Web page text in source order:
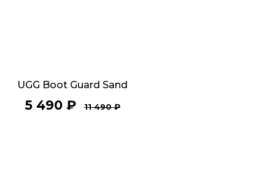
UGG Boot Guard Sand
5 490₽ 11 490₽